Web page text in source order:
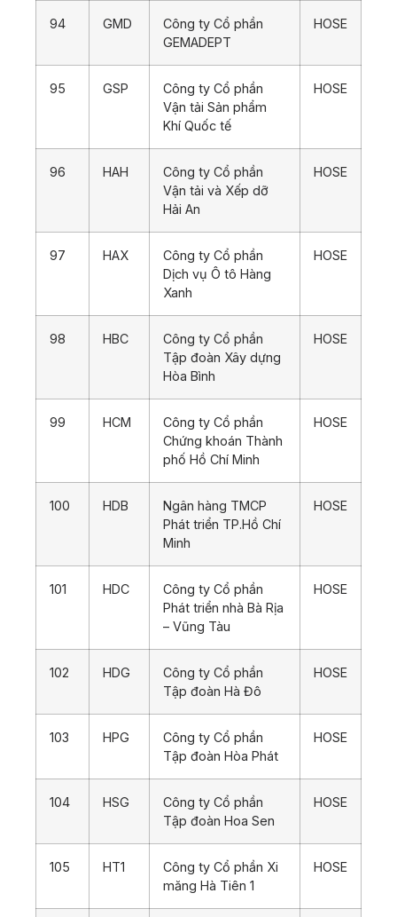
94 GMD
Công ty Cổ phần
GEMADEPT
HOSE
95 GSP
Công ty Cổ phần
Vận tải Sản phẩm
Khí Quốc tế
HOSE
96 HAH
Công ty Cổ phần
Vận tải và Xếp dỡ
Hải An
HOSE
97 HAX
Công ty Cổ phần
Dịch vụ Ô tô Hàng
Xanh
HOSE
98 HBC
Công ty Cổ phần
Tập đoàn Xây dựng
Hòa Bình
HOSE
99 HCM
Công ty Cổ phần
Chứng khoán Thành
phố Hồ Chí Minh
HOSE
100 HDB
Ngân hàng TMCP
Phát triển TP.Hồ Chí
Minh
HOSE
101 HDC
Công ty Cổ phần
Phát triển nhà Bà Rịa
– Vũng Tàu
HOSE
102 HDG
Công ty Cổ phần
Tập đoàn Hà Đô
HOSE
103 HPG
Công ty Cổ phần
Tập đoàn Hòa Phát
HOSE
104 HSG
Công ty Cổ phần
Tập đoàn Hoa Sen
HOSE
105 HT1
Công ty Cổ phần Xi
măng Hà Tiên 1
HOSE